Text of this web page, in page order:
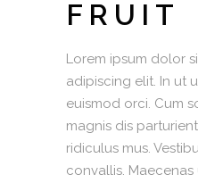
FRUIT
Lorem ipsum dolor
adipiscing elit. In ut
euismod orci. Cum
magnis dis
ridiculus mus.
convallis. Maecenas